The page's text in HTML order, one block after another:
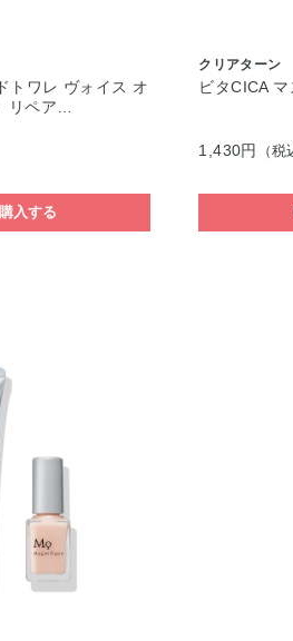
トワレ ヴォイス オ
リペア…
入する
クリアターン
ビタCICA マ
1,430円 （